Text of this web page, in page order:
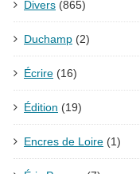
Divers (865)
Duchamp (2)
Écrire (16)
Édition (19)
Encres de Loire (1)